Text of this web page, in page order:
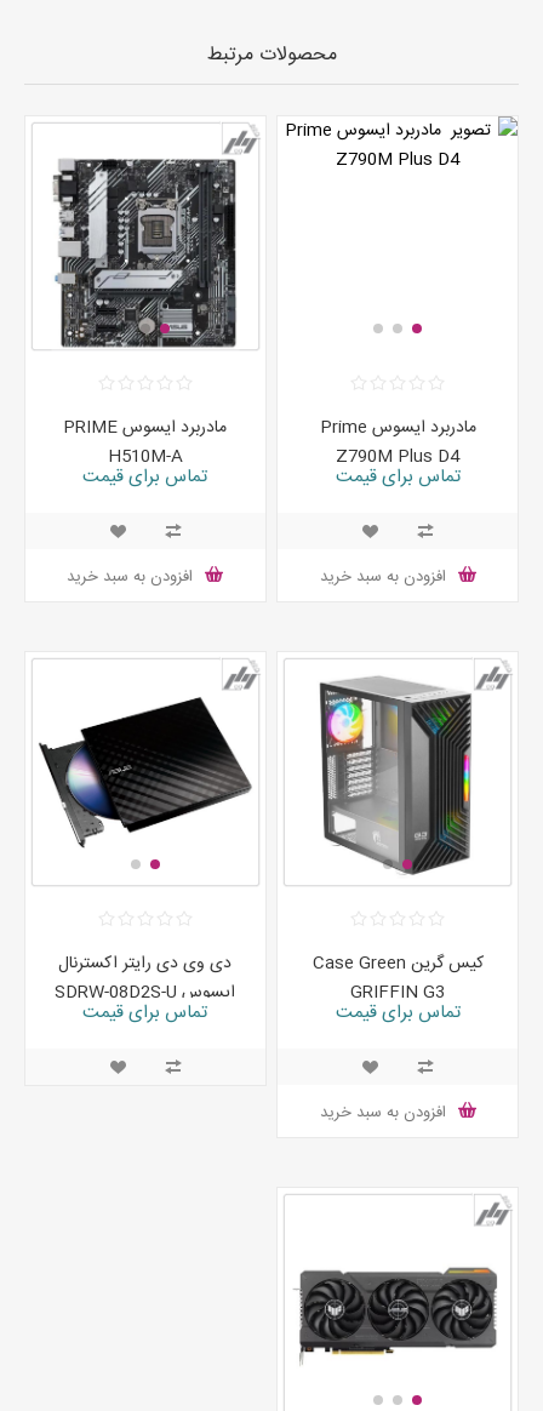
محصولات مرتبط
مادربرد ایسوس Prime
Z790M Plus D4
تماس برای قیمت
افزودن به سبد خرید
مادربرد ایسوس PRIME
H510M-A
تماس برای قیمت
افزودن به سبد خرید
کیس گرین Case Green
GRIFFIN G3
تماس برای قیمت
افزودن به سبد خرید
دی وی دی رایتر اکسترنال
ایسوس SDRW-08D2S-U
LITE
تماس برای قیمت